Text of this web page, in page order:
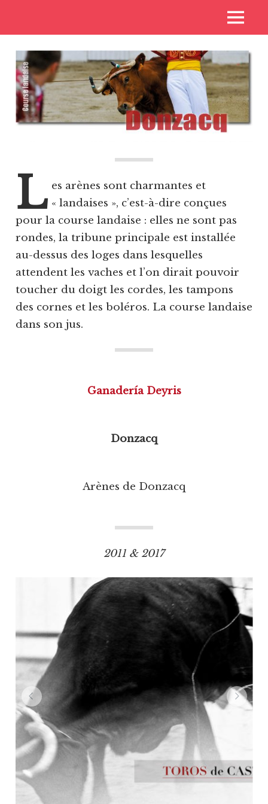
Toros
de
Casta
aux
des
toros
MENU
L es arènes sont charmantes et
« landaises », c’est-à-dire conçues
pour la course landaise : elles ne sont pas
rondes, la tribune principale est installée
au-dessus des loges dans lesquelles
attendent les vaches et l’on dirait pouvoir
toucher du doigt les cordes, les tampons
des cornes et les boléros. La course landaise
dans son jus.
Ganadería Deyris
Donzacq
Arènes de Donzacq
2011 & 2017